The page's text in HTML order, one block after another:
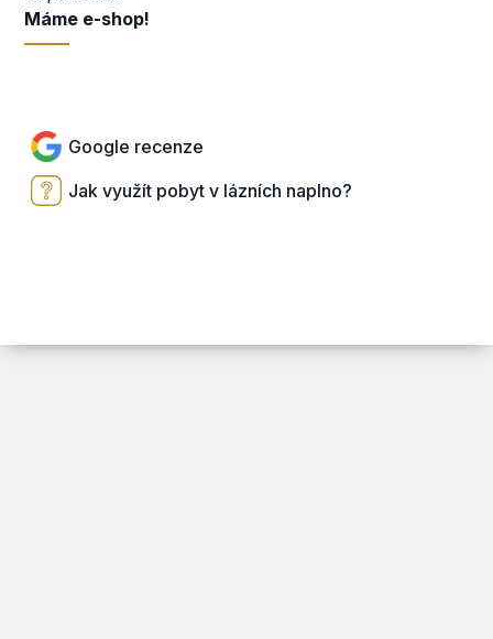
Máme e-shop!
Google recenze
Jak využít pobyt v lázních naplno?